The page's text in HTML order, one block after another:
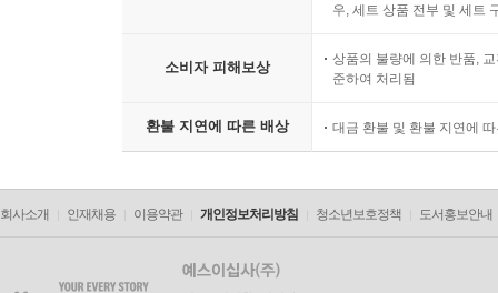
우, 세트 상품 전부 및 세트
소비자 피해보상
상품의 불량에 의한 반품,
준하여 처리됨
환불 지연에 따른 배상 대금 환불 및 환불 지연에
회사소개 인재채용 이용약관 개인정보처리방침 청소년보호정책 도서홍보안내